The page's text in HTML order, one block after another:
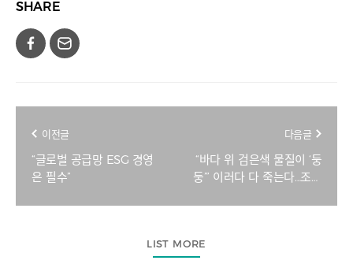
SHARE
이전글
“글로벌 공급망 ESG 경영
은 필수”
다음글
“바다 위 검은색 물질이 ‘둥
둥’” 이러다 다 죽는다…조용
LIST MORE